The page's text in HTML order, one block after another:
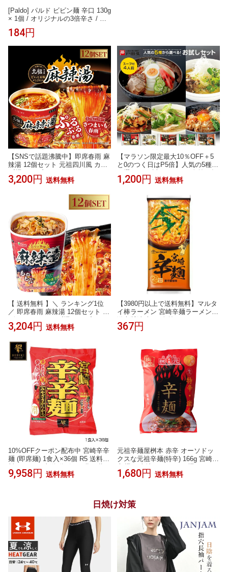
[Paldo] パルド ビビン麺 辛口 130g
× 1個 / オリジナルの3倍辛さ / 韓
国ラーメン / 韓国食品 / メウン /
韓国ビビン麺 / 八道ラーメン
184円
【SNSで話題沸騰中】即席春雨 麻
辣湯 12個セット 元祖四川風 カッ
プ麺 カップラーメンセット マー
ラー マーラータン CICILIFE 麻辣
辛 ラーメン 麻辣 さつまいも麺 激
辛麺 香辛料 中国 グルテンフリー
春雨 もちもち食感 唐辛子
3,200円 送料無料
【マラソン限定最大10％OFF＋5
と0のつく日はP5倍】人気の5種か
ら選べる お試しセット 4人前 2食
入 スープ付き 冷麺 ユッケジャン
元 タレ付き 麺 スープ 岩手 ご当地
グルメ 人気 取り寄せ ご自宅用 本
1,200円 送料無料
【 送料無料 】＼ ランキング1位
／ 即席春雨 麻辣湯 12個セット /
ヴィーガン カップ麺 カップラー
メンセット マーラー マーラータ
ビ辛 旨辛 ラーメン 麻辣 さつまい
も麺 激辛麺 香辛料 中国 グルテン
フリー 春雨 唐辛子
3,204円 送料無料
【3980円以上で送料無料】マルタ
イ棒ラーメン 宮崎辛麺ラーメン
激辛醤油味 (二人前) ノンフライ
【九州限定】 お取り寄せ 贈り物
367円
10%OFFクーポン配布中 宮崎辛辛
麺 (即席麺) 1食入×36個 R5 送料無
定・ギフト包装・注文後のキャン
9,958円 送料無料
元祖辛麺屋桝本 赤辛 オーソドッ
クスな元祖辛麺(特辛) 166g 宮崎
フード から麺 かやく付き 袋麺 う
1,680円 送料無料
日焼け対策